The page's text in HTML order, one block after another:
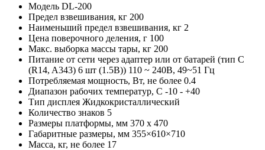
Модель DL-200
Предел взвешивания, кг 200
Наименьший предел взвешивания, кг 2
Цена поверочного деления, г 100
Макс. выборка массы тары, кг 200
Питание от сети через адаптер или от батарей (тип С
(R14, A343) 6 шт (1.5В)) 110 ~ 240В, 49~51 Гц
Потребляемая мощность, Вт, не более 0.4
Диапазон рабочих температур, С -10 - +40
Тип дисплея Жидкокристаллический
Количество знаков 5
Размеры платформы, мм 370 x 470
Габаритные размеры, мм 355×610×710
Масса, кг, не более 17